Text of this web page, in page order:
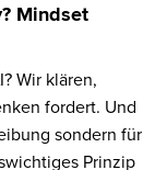
Mindset
Wir klären,
fordert. Und
sondern für
Prinzip